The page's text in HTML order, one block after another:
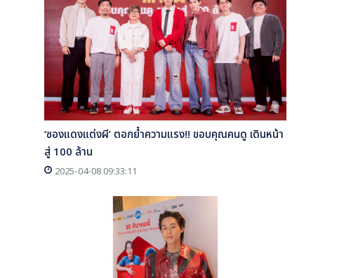
‘ซองแดงแต่งผี’ ตอกย้ำความแรง!! ขอบคุณคนดู เดินหน้า
สู่ 100 ล้าน
2025-04-08 09:33:11